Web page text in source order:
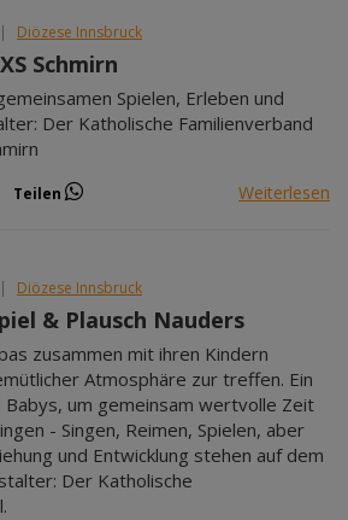
| Diözese Innsbruck
Schmirn
Spielen, Erleben und
Der Katholische Familienverband
Teilen Weiterlesen
| Diözese Innsbruck
& Plausch Nauders
zusammen mit ihren Kindern
Atmosphäre zur treffen. Ein
Babys, um gemeinsam wertvolle Zeit
- Singen, Reimen, Spielen, aber
und Entwicklung stehen auf dem
Der Katholische